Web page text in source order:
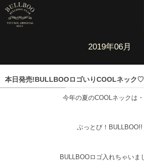
2019年06月
本日発売!BULLBOOロゴいりCOOLネック♡
今年の夏のCOOLネックは・
ぶっとび！BULLBOO!!
BULLBOOロゴ入れちゃい